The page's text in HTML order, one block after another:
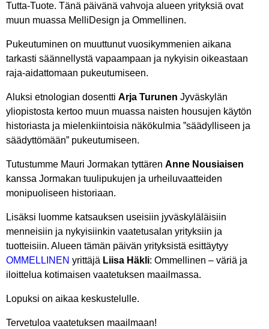
Tutta-Tuote. Tänä päivänä vahvoja alueen yrityksiä ovat
muun muassa MelliDesign ja Ommellinen.
Pukeutuminen on muuttunut vuosikymmenien aikana
tarkasti säännellystä vapaampaan ja nykyisin oikeastaan
raja-aidattomaan pukeutumiseen.
Aluksi etnologian dosentti Arja Turunen Jyväskylän
yliopistosta kertoo muun muassa naisten housujen käytön
historiasta ja mielenkiintoisia näkökulmia ”säädylliseen ja
säädyttömään” pukeutumiseen.
Tutustumme Mauri Jormakan tyttären Anne Nousiaisen
kanssa Jormakan tuulipukujen ja urheiluvaatteiden
monipuoliseen historiaan.
Lisäksi luomme katsauksen useisiin jyväskyläläisiin
menneisiin ja nykyisiinkin vaatetusalan yrityksiin ja
tuotteisiin. Alueen tämän päivän yrityksistä esittäytyy
OMMELLINEN yrittäjä Liisa Häkli: Ommellinen – väriä ja
iloittelua kotimaisen vaatetuksen maailmassa.
Lopuksi on aikaa keskustelulle.
Tervetuloa vaatetuksen maailmaan!